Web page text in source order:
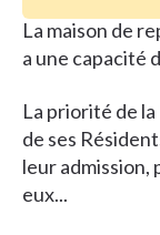
La maison de
a une capacité
La priorité de
de ses
leur admission,
eux...